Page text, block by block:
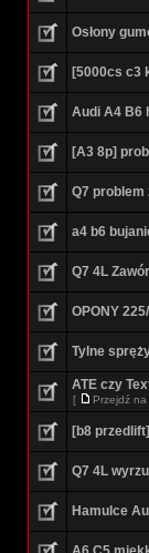
Osłony
[5000cs c3
Audi A4 B6
[A3 8p]
Q7 problem
a4 b6
Q7 4L
OPONY
Tylne
ATE czy
[ Przejdź
[b8
Q7 4L
Hamulce